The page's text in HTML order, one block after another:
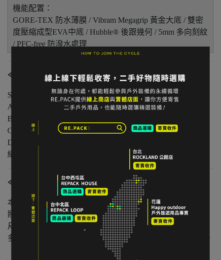
機能配置：
GORE-TEX 防水薄膜 / Vibram Megagrip 黃金大底 / 雙密
度壓縮成型EVA中底 / Hubble® 後跟幾何 / 5mm 多向刻紋
/ PFC-free 防潑水處理
≪商品狀態分級≫
S 級｜全新未使用
A 級｜輕微著用痕跡，無明顯損傷
B 級｜中度著用痕跡，功能正常
C 級｜明顯使用痕跡或外觀瑕疵但功能無虞
D 級｜重度使用 / 長期未使用 / 影響主要功能的瑕疵，請仔
細評估商品狀況
≪注意事項≫
本店與實體店同步販售，庫存可能有時間差。
照片已盡量呈現實色，螢幕設定不同可能略有差異。
尺寸為人工測量，可能有些微誤差。
多件不同門市商品將併單出貨，出貨時間可能延後 1–2 日。